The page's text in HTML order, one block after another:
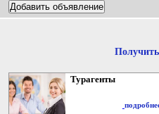
Турагенты